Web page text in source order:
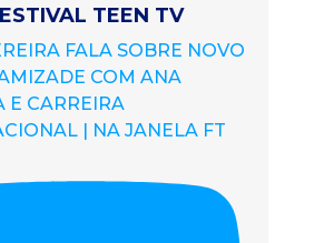
TEEN TV
FALA SOBRE NOVO
COM ANA
E CARREIRA
| NA JANELA FT